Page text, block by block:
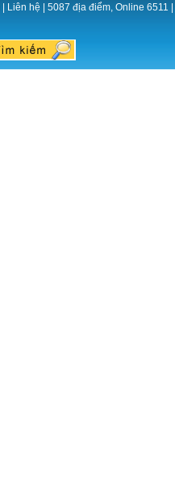
Liên hệ 5087 địa điểm, Online 6511